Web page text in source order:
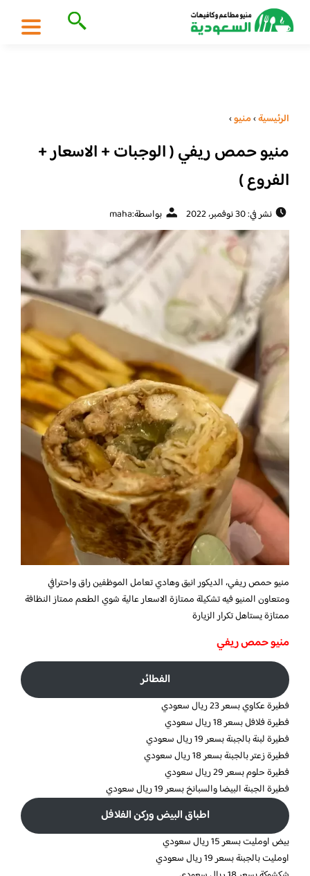
الرئيسية›منيو›
منيو حمص ريفي ( الوجبات + الاسعار +
الفروع )
نشر في: 30 نوفمبر، 2022 بواسطة:maha
منيو حمص ريفي،الديكور انيق وهادي تعامل الموظفين راق واحترافي
ومتعاون المنيو فيه تشكيلة ممتازة الاسعار عالية شوي الطعم ممتاز النظافة
ممتازة يستاهل تكرار الزيارة
منيو حمص ريفي
الفطائر
فطيرة عكاوي بسعر 23 ريال سعودي
فطيرة فلافل بسعر 18 ريال سعودي
فطيرة لبنة بالجبنة بسعر 19 ريال سعودي
فطيرة زعتر بالجبنة بسعر 18 ريال سعودي
فطيرة حلوم بسعر 29 ريال سعودي
فطيرة الجبنة البيضا والسبانخ بسعر 19 ريال سعودي
اطباق البيض وركن الفلافل
بيض اومليت بسعر 15 ريال سعودي
اومليت بالجبنة بسعر 19 ريال سعودي